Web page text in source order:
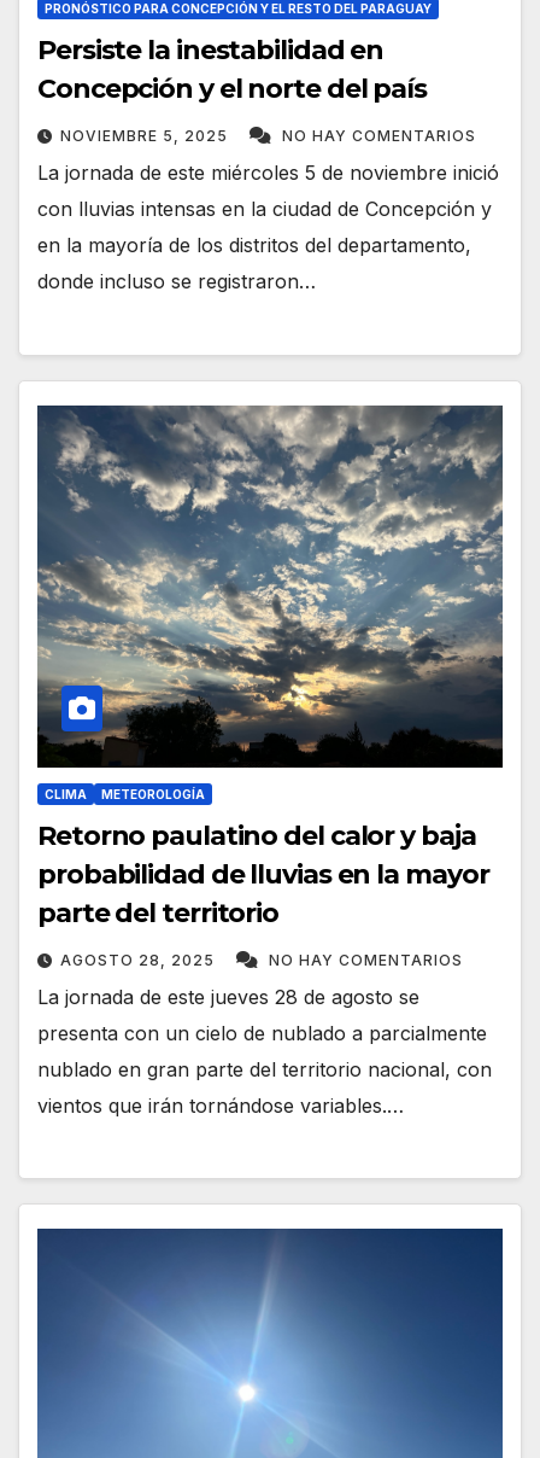
PRONÓSTICO PARA CONCEPCIÓN Y EL RESTO DEL PARAGUAY
Persiste la inestabilidad en
Concepción y el norte del país
NOVIEMBRE 5, 2025 NO HAY COMENTARIOS
La jornada de este miércoles 5 de noviembre inició
con lluvias intensas en la ciudad de Concepción y
en la mayoría de los distritos del departamento,
donde incluso se registraron…
CLIMA METEOROLOGÍA
Retorno paulatino del calor y baja
probabilidad de lluvias en la mayor
parte del territorio
AGOSTO 28, 2025 NO HAY COMENTARIOS
La jornada de este jueves 28 de agosto se
presenta con un cielo de nublado a parcialmente
nublado en gran parte del territorio nacional, con
vientos que irán tornándose variables.…